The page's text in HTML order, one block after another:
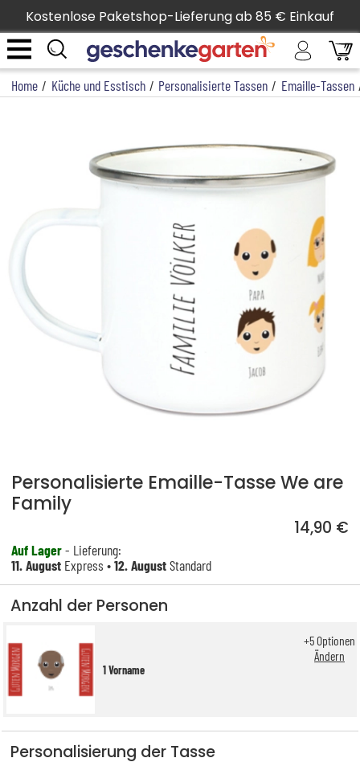
Kostenlose Paketshop-Lieferung ab 85 € Einkauf
Home / Küche und Esstisch / Personalisierte Tassen / Emaille-Tassen
Personalisierte Emaille-Tasse We are
Family
14,90 €
Auf Lager- Lieferung:
11. August Express •12. AugustStandard
Anzahl der Personen
1 Vorname
+5Optionen
Ändern
Personalisierung der Tasse